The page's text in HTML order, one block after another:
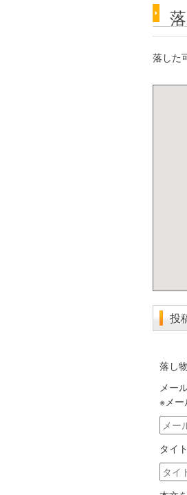
落した
投
落し
メー
※メー
メ
ー
ル
ア
ド
タイ
タ
イ